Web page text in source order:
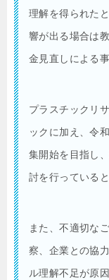
理解を得られた
響が出る場合は
金見直しによる
プラスチックリ
ックに加え、令
集開始を目指し
討を行っている
また、不適切な
察、企業との協
ル理解不足が原